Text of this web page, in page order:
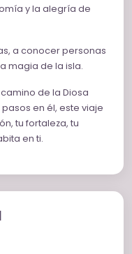
y la alegría de
a conocer personas
magia de la isla.
de la Diosa
en él, este viaje
tu fortaleza, tu
en ti.